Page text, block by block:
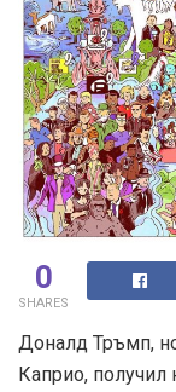
0
SHARES
Доналд Тръмп,
Каприо, получил